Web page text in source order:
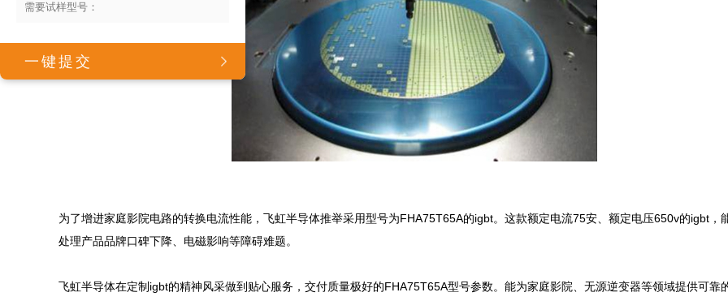
为了增进家庭影院电路的转换电流性能，飞虹半导体推举采用型号为FHA75T65A的igbt。这款额定电流75安、额定电压650v的igbt，
处理产品品牌口碑下降、电磁影响等障碍难题。
飞虹半导体在定制igbt的精神风采做到贴心服务，交付质量极好的FHA75T65A型号参数。能为家庭影院、无源逆变器等领域提供可靠